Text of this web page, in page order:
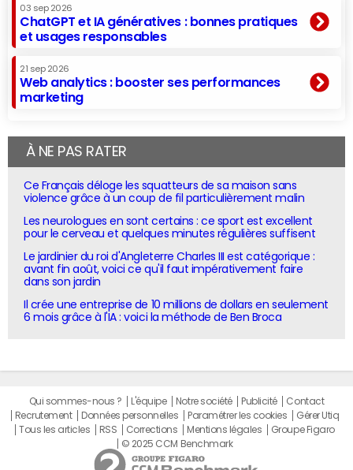
03 sep 2026
ChatGPT et IA génératives : bonnes pratiques
et usages responsables
21 sep 2026
Web analytics : booster ses performances
marketing
À NE PAS RATER
Ce Français déloge les squatteurs de sa maison sans
violence grâce à un coup de fil particulièrement malin
Les neurologues en sont certains : ce sport est excellent
pour le cerveau et quelques minutes régulières suffisent
Le jardinier du roi d'Angleterre Charles III est catégorique :
avant fin août, voici ce qu'il faut impérativement faire
dans son jardin
Il crée une entreprise de 10 millions de dollars en seulement
6 mois grâce à l'IA : voici la méthode de Ben Broca
Qui sommes-nous ? L'équipe Notre société Publicité
Contact
Recrutement
Données personnelles Paramétrer les cookies
Gérer Utiq
Tous les articles
RSS Corrections Mentions légales
Groupe Figaro
© 2025 CCM Benchmark